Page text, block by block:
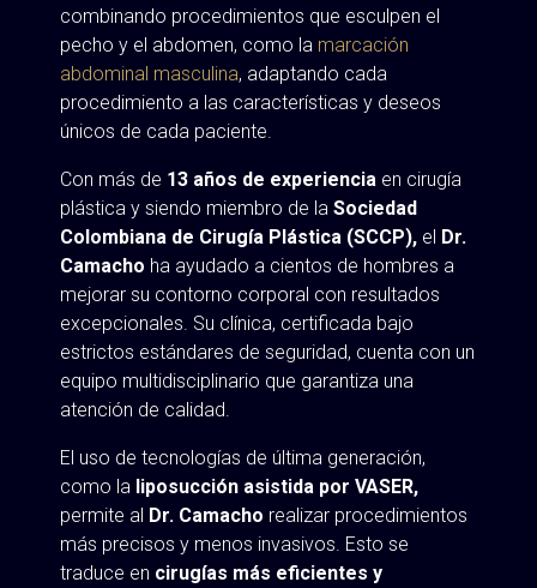
combinando procedimientos que esculpen el
pecho y el abdomen, como la marcación
abdominal masculina, adaptando cada
procedimiento a las características y deseos
únicos de cada paciente.
Con más de 13 años de experiencia en cirugía
plástica y siendo miembro de la Sociedad
Colombiana de Cirugía Plástica (SCCP), el Dr.
Camacho ha ayudado a cientos de hombres a
mejorar su contorno corporal con resultados
excepcionales. Su clínica, certificada bajo
estrictos estándares de seguridad, cuenta con un
equipo multidisciplinario que garantiza una
atención de calidad.
El uso de tecnologías de última generación,
como la liposucción asistida por VASER,
permite al Dr. Camacho realizar procedimientos
más precisos y menos invasivos. Esto se
traduce en cirugías más eficientes y